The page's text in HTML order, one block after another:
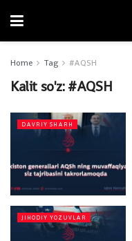
Home Tag #AQSH
Kalit so'z:#AQSH
DAVRIY SHARH
JIHODIY YOZUVLAR